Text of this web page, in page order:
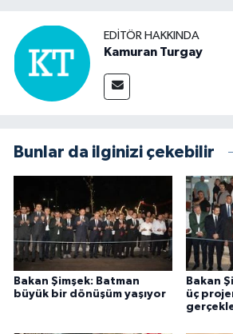
EDITÖR HAKKINDA
Kamuran Turgay
Bunlar da ilginizi çekebilir
Bakan Şimşek: Batman
büyük bir dönüşüm yaşıyor
Bakan
üç